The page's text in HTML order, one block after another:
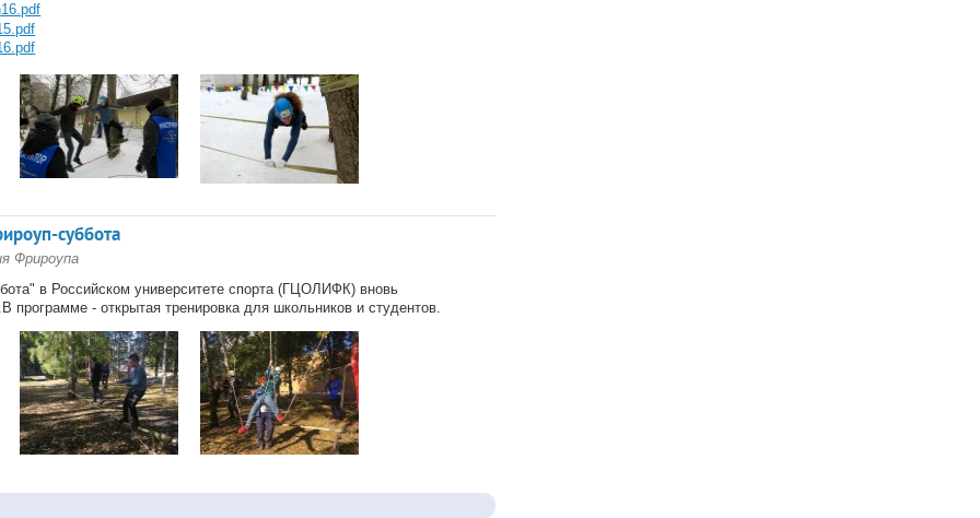
суббота
Фрироупа
в Российском университете спорта (ГЦОЛИФК) вновь
программе - открытая тренировка для школьников и студентов.